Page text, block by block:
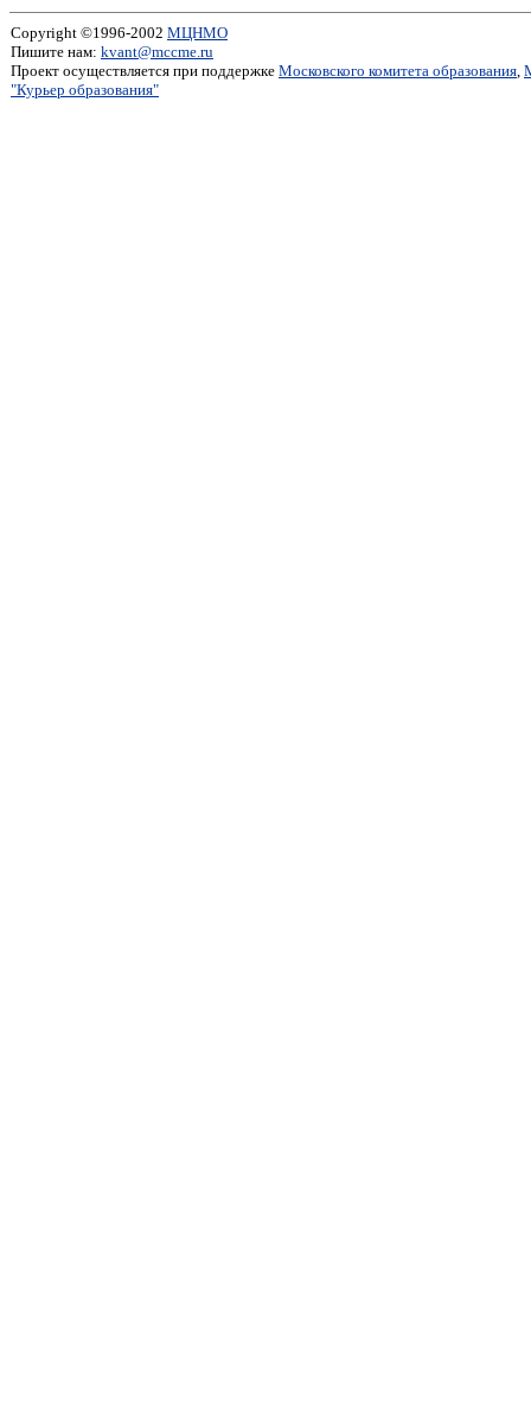
Copyright ©1996-2002 МЦНМО
Пишите нам: kvant@mccme.ru
Проект осуществляется при поддержке Московского комитета образования,
"Курьер образования"